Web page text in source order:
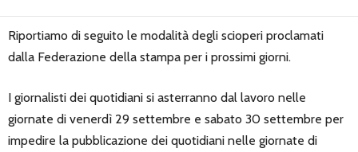
Riportiamo di seguito le modalità degli scioperi proclamati
dalla Federazione della stampa per i prossimi giorni.
I giornalisti dei quotidiani si asterranno dal lavoro nelle
giornate di venerdì 29 settembre e sabato 30 settembre per
impedire la pubblicazione dei quotidiani nelle giornate di